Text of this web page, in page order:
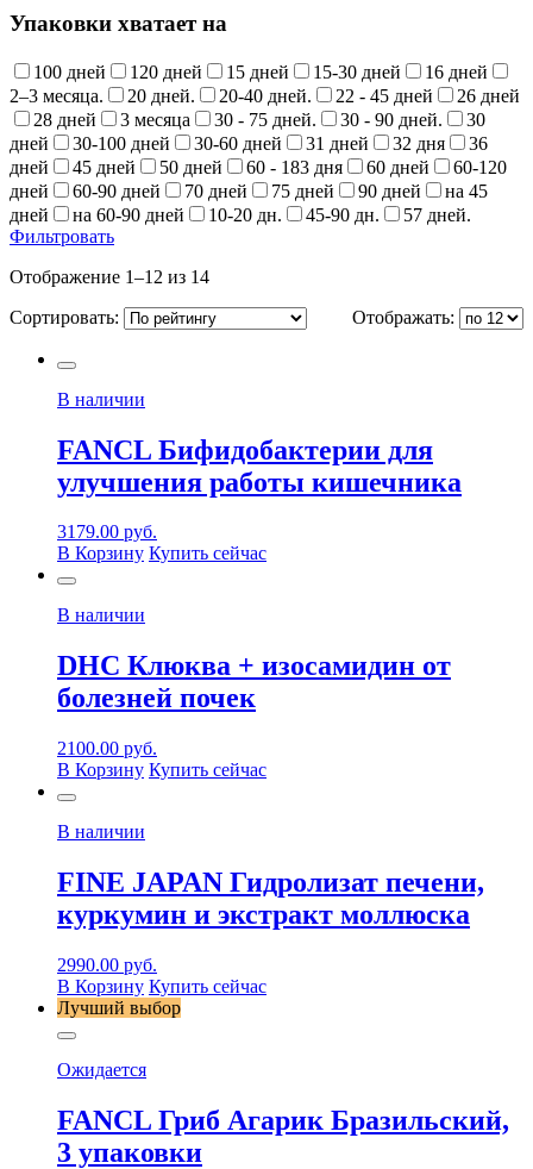
Упаковки хватает на
100 дней 120 дней 15 дней 15-30 дней
16 дней
2–3 месяца.
20 дней. 20-40 дней. 22 - 45 дней
26 дней
28 дней
3 месяца 30 - 75 дней. 30 - 90 дней.
30
дней
30-100 дней 30-60 дней 31 дней 32 дня
36
дней
45 дней 50 дней 60 - 183 дня 60 дней
60-120
дней
60-90 дней 70 дней 75 дней 90 дней
на 45
дней
на 60-90 дней 10-20 дн. 45-90 дн.
57 дней.
Фильтровать
Отображение 1–12 из 14
Отображать:
Сортировать:
В наличии
FANCL Бифидобактерии для
улучшения работы кишечника
3179.00 руб.
В Корзину Купить сейчас
В наличии
DHC Клюква + изосамидин от
болезней почек
2100.00 руб.
В Корзину Купить сейчас
В наличии
FINE JAPAN Гидролизат печени,
куркумин и экстракт моллюска
2990.00 руб.
В Корзину Купить сейчас
Лучший выбор
Ожидается
FANCL Гриб Агарик Бразильский,
3 упаковки